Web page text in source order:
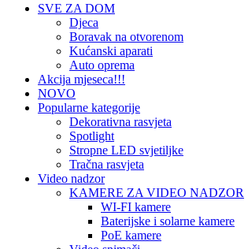
SVE ZA DOM
Djeca
Boravak na otvorenom
Kućanski aparati
Auto oprema
Akcija mjeseca!!!
NOVO
Popularne kategorije
Dekorativna rasvjeta
Spotlight
Stropne LED svjetiljke
Tračna rasvjeta
Video nadzor
KAMERE ZA VIDEO NADZOR
WI-FI kamere
Baterijske i solarne kamere
PoE kamere